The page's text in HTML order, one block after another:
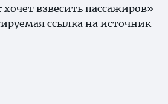
взвесить пассажиров»
ссылка на источник